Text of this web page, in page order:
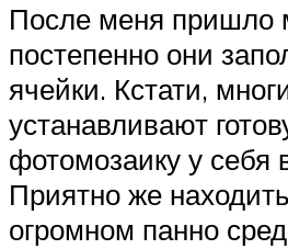
После меня пришло
постепенно они
ячейки. Кстати,
устанавливают
фотомозаику у себя
Приятно же
огромном панно